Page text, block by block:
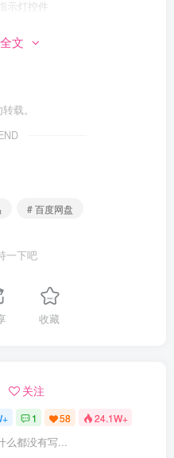
灯控件
】
开关
控件
【二】
控件
一】
控件
】
控件
控件【一】
控件【二】
控件
【一】
二】
【三】
【四】
文
载。
# 百度网盘
一下吧
收藏
关注
1 58 24.1W+
么都没有写...